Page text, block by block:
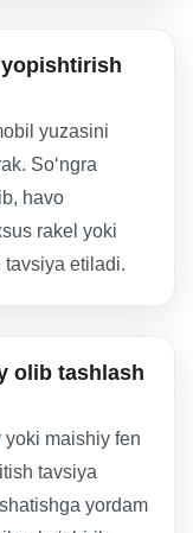
yuzasini
So‘ngra
havo
rakel yoki
tavsiya etiladi.
olib tashlash
maishiy fen
tavsiya
yordam